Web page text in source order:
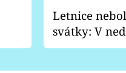
Letnice
svátky: V
pondělí